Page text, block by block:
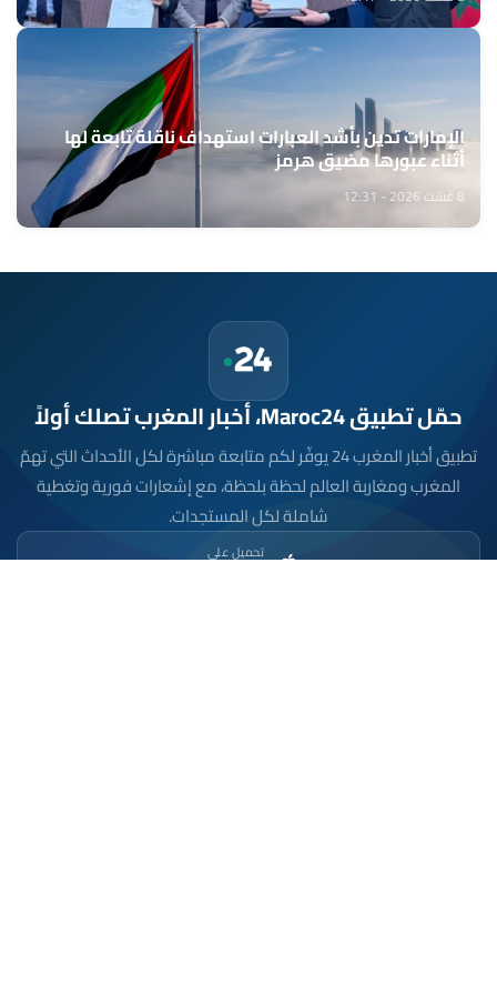
الإمارات تدين بأشد العبارات استهداف ناقلة تابعة لها
أثناء عبورها مضيق هرمز
8 غشت 2026 - 12:31
حمّل تطبيق Maroc24، أخبار المغرب تصلك أولاً
تطبيق أخبار المغرب 24 يوفّر لكم متابعة مباشرة لكل الأحداث التي تهمّ
المغرب ومغاربة العالم لحظة بلحظة، مع إشعارات فورية وتغطية
شاملة لكل المستجدات.
تحميل على
App Store